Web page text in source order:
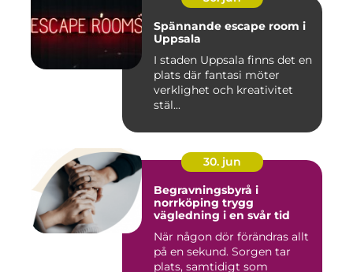
Spännande escape room i
Uppsala
I staden Uppsala finns det en
plats där fantasi möter
verklighet och kreativitet
stäl...
30. jun
Begravningsbyrå i
norrköping trygg
vägledning i en svår tid
När någon dör förändras allt
på en sekund. Sorgen tar
plats, samtidigt som